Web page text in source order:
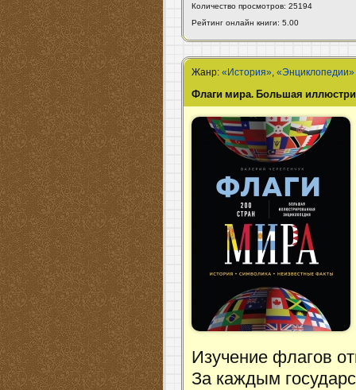
Количество просмотров: 25194
Рейтинг онлайн книги: 5.00
Жанр:«История»,«Энциклопедии»
Флаги мира. Большая
Изучение флагов
За каждым